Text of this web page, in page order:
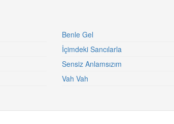
Benle Gel
İçimdeki Sancılarla
Sensiz Anlamsızım
Vah Vah